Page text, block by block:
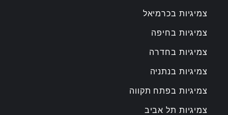
צמיגיות בכרמיאל
צמיגיות בחיפה
צמיגיות בחדרה
צמיגיות בנתניה
צמיגיות בפתח תקווה
צמיגיות תל אביב